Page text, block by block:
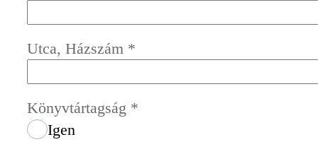
Utca, Házszám *
Könyvtártagság *
Igen